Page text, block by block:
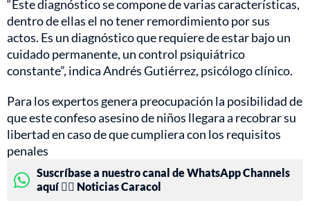
“Este diagnóstico se compone de varias características,
dentro de ellas el no tener remordimiento por sus
actos. Es un diagnóstico que requiere de estar bajo un
cuidado permanente, un control psiquiátrico
constante”, indica Andrés Gutiérrez, psicólogo clínico.
Para los expertos genera preocupación la posibilidad de
que este confeso asesino de niños llegara a recobrar su
libertad en caso de que cumpliera con los requisitos
penales
Suscríbase a nuestro canal de WhatsApp Channels
aquí 👉🏻 Noticias Caracol